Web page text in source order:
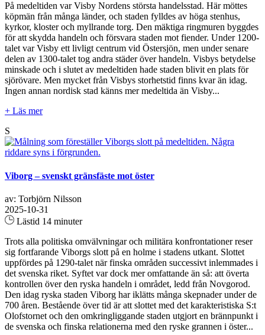
På medeltiden var Visby Nordens största handelsstad. Här möttes
köpmän från många länder, och staden fylldes av höga stenhus,
kyrkor, kloster och myllrande torg. Den mäktiga ringmuren byggdes
för att skydda handeln och försvara staden mot fiender. Under 1200-
talet var Visby ett livligt centrum vid Östersjön, men under senare
delen av 1300-talet tog andra städer över handeln. Visbys betydelse
minskade och i slutet av medeltiden hade staden blivit en plats för
sjörövare. Men mycket från Visbys storhetstid finns kvar än idag.
Ingen annan nordisk stad känns mer medeltida än Visby...
+ Läs mer
S
Viborg – svenskt gränsfäste mot öster
av: Torbjörn Nilsson
2025-10-31
Lästid 14 minuter
Trots alla politiska omvälvningar och militära konfrontationer reser
sig fortfarande Viborgs slott på en holme i stadens utkant. Slottet
uppfördes på 1290-talet när finska områden successivt inlemmades i
det svenska riket. Syftet var dock mer omfattande än så: att överta
kontrollen över den ryska handeln i området, ledd från Novgorod.
Den idag ryska staden Viborg har iklätts många skepnader under de
700 åren. Bestående över tid är att slottet med det karakteristiska S:t
Olofstornet och den omkringliggande staden utgjort en brännpunkt i
de svenska och finska relationerna med den ryske grannen i öster...